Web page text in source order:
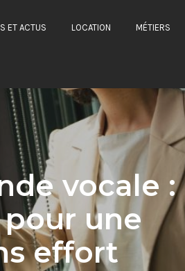
ET ACTUS LOCATION MÉTIERS
vocale :
une
effort